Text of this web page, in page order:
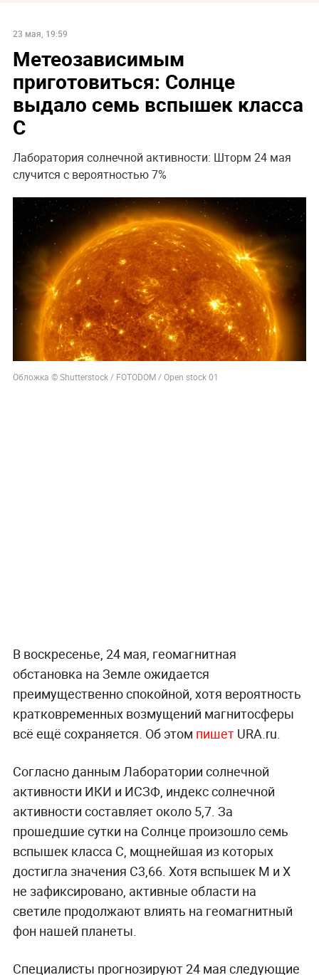
23 мая, 19:59
Метеозависимым
приготовиться: Солнце
выдало семь вспышек класса
C
Лаборатория солнечной активности: Шторм 24 мая
случится с вероятностью 7%
Обложка © Shutterstock / FOTODOM / Open stock 01
В воскресенье, 24 мая, геомагнитная
обстановка на Земле ожидается
преимущественно спокойной, хотя вероятность
кратковременных возмущений магнитосферы
всё ещё сохраняется. Об этом пишет URA.ru.
Согласно данным Лаборатории солнечной
активности ИКИ и ИСЗФ, индекс солнечной
активности составляет около 5,7. За
прошедшие сутки на Солнце произошло семь
вспышек класса C, мощнейшая из которых
достигла значения C3,66. Хотя вспышек M и X
не зафиксировано, активные области на
светиле продолжают влиять на геомагнитный
фон нашей планеты.
Специалисты прогнозируют 24 мая следующие